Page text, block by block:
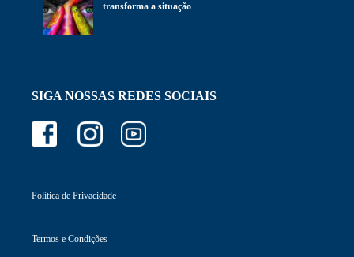
transforma a situação
SIGA NOSSAS REDES SOCIAIS
Política de Privacidade
Termos e Condições